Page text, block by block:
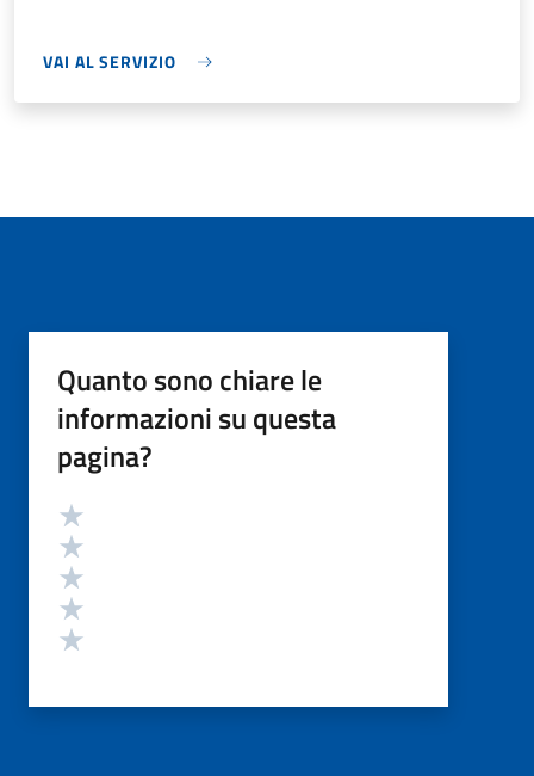
VAI AL SERVIZIO
Quanto sono chiare le
informazioni su questa
pagina?
Valutazione